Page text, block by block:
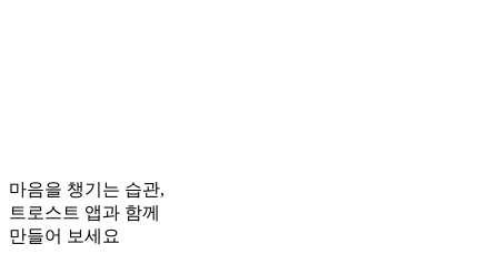
마음을 챙기는 습관,
트로스트 앱과 함께
만들어 보세요